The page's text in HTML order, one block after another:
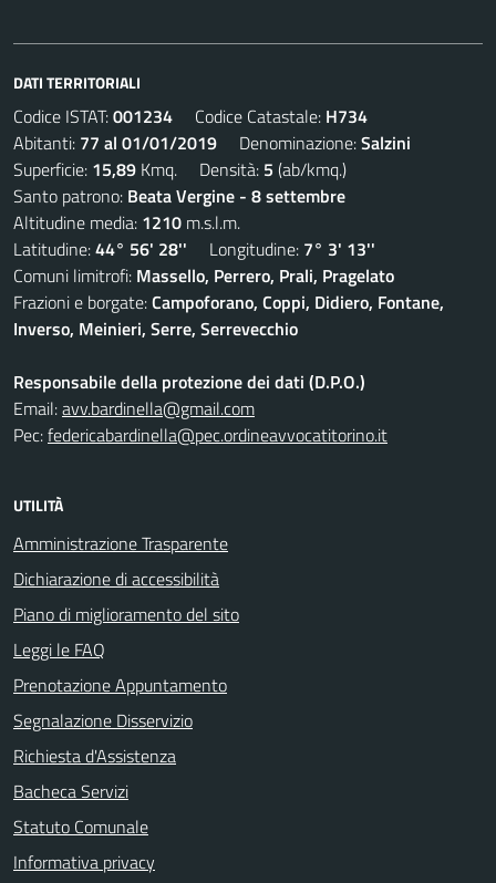
DATI TERRITORIALI
Codice ISTAT:001234 Codice Catastale: H734
Abitanti: 77 al 01/01/2019 Denominazione:Salzini
Superficie: 15,89 Kmq. Densità: 5 (ab/kmq.)
Santo patrono: Beata Vergine - 8 settembre
Altitudine media: 1210 m.s.l.m.
Latitudine:44° 56' 28'' Longitudine: 7° 3' 13''
Comuni limitrofi: Massello, Perrero, Prali, Pragelato
Frazioni e borgate:Campoforano, Coppi, Didiero, Fontane,
Inverso, Meinieri, Serre, Serrevecchio
Responsabile della protezione dei dati (D.P.O.)
Email:avv.bardinella@gmail.com
Pec:federicabardinella@pec.ordineavvocatitorino.it
UTILITÀ
Amministrazione Trasparente
Dichiarazione di accessibilità
Piano di miglioramento del sito
Leggi le FAQ
Prenotazione Appuntamento
Segnalazione Disservizio
Richiesta d'Assistenza
Bacheca Servizi
Statuto Comunale
Informativa privacy